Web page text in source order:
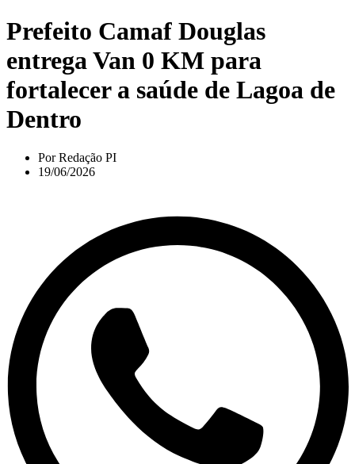
Prefeito Camaf Douglas
entrega Van 0 KM para
fortalecer a saúde de Lagoa de
Dentro
PorRedação PI
19/06/2026